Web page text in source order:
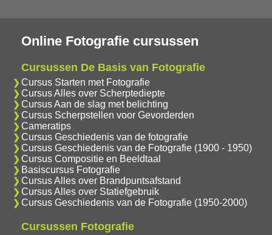
Online Fotografie cursussen
Cursussen De Basis van Fotografie
Cursus Starten met Fotografie
Cursus Alles over Scherptediepte
Cursus Aan de slag met belichting
Cursus Scherpstellen voor Gevorderden
Cameratips
Cursus Geschiedenis van de fotografie
Cursus Geschiedenis van de Fotografie (1900 - 1950)
Cursus Compositie en Beeldtaal
Basiscursus Fotografie
Cursus Alles over Brandpuntsafstand
Cursus Alles over Statiefgebruik
Cursus Geschiedenis van de Fotografie (1950-2000)
Cursussen Fotografie